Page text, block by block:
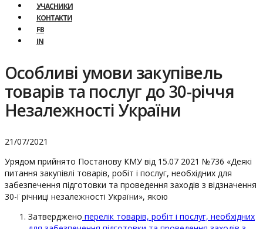
УЧАСНИКИ
КОНТАКТИ
FB
IN
Особливі умови закупівель
товарів та послуг до 30-річчя
Незалежності України
21/07/2021
Урядом прийнято Постанову КМУ від 15.07 2021 №736 «Деякі
питання закупівлі товарів, робіт і послуг, необхідних для
забезпечення підготовки та проведення заходів з відзначення
30-ї річниці незалежності України», якою
Затверджено перелік товарів, робіт і послуг, необхідних